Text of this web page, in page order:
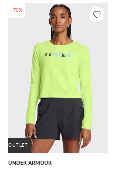
-70%
OUTLET
UNDER ARMOUR